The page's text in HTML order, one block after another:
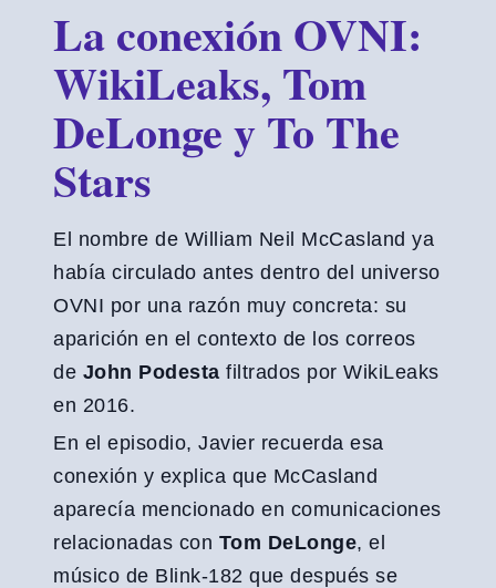
La conexión OVNI:
WikiLeaks, Tom
DeLonge y To The
Stars
El nombre de William Neil McCasland ya
había circulado antes dentro del universo
OVNI por una razón muy concreta: su
aparición en el contexto de los correos
de John Podesta filtrados por WikiLeaks
en 2016.
En el episodio, Javier recuerda esa
conexión y explica que McCasland
aparecía mencionado en comunicaciones
relacionadas con Tom DeLonge, el
músico de Blink-182 que después se